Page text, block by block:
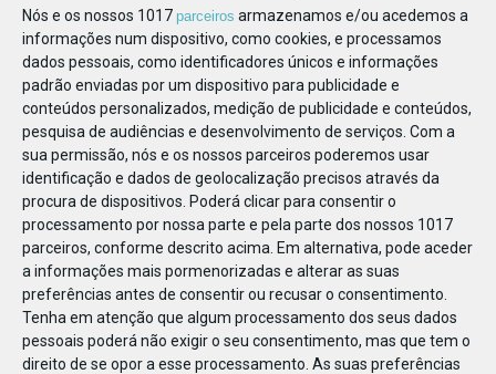
Nós e os nossos 1017 parceiros armazenamos e/ou acedemos a
informações num dispositivo, como cookies, e processamos
dados pessoais, como identificadores únicos e informações
padrão enviadas por um dispositivo para publicidade e
conteúdos personalizados, medição de publicidade e conteúdos,
pesquisa de audiências e desenvolvimento de serviços. Com a
sua permissão, nós e os nossos parceiros poderemos usar
identificação e dados de geolocalização precisos através da
procura de dispositivos. Poderá clicar para consentir o
processamento por nossa parte e pela parte dos nossos 1017
parceiros, conforme descrito acima. Em alternativa, pode aceder
a informações mais pormenorizadas e alterar as suas
preferências antes de consentir ou recusar o consentimento.
Tenha em atenção que algum processamento dos seus dados
pessoais poderá não exigir o seu consentimento, mas que tem o
direito de se opor a esse processamento. As suas preferências
JAN 06
BS_Penguin_livro_monstrocedario